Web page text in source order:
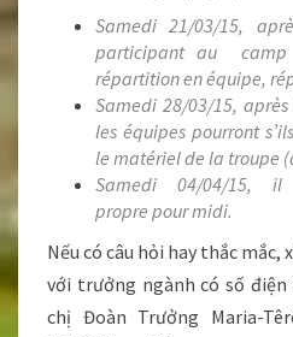
Samedi 21/03/15,
participant au camp
répartition en équipe,
Samedi 28/03/15,
les équipes pourront
le matériel de la troupe
Samedi 04/04/15,
propre pour midi.
Nếu có câu hỏi hay thắc mắc,
với trưởng ngành có số
chị Đoàn Trưởng Maria-